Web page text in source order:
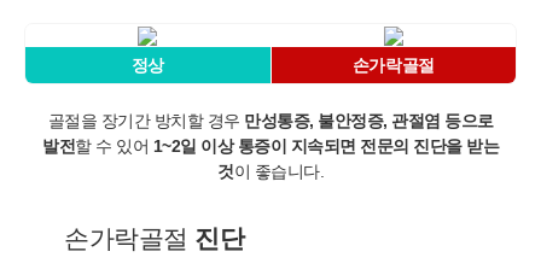
정상 손가락골절
골절을 장기간 방치할 경우 만성통증, 불안정증, 관절염 등으로
발전할 수 있어 1~2일 이상 통증이 지속되면 전문의 진단을 받는
것이 좋습니다.
손가락골절 진단